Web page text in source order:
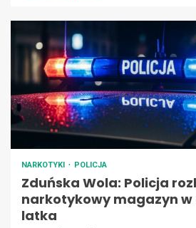
NARKOTYKI POLICJA
Zduńska Wola: Policja
narkotykowy magazyn w
latka